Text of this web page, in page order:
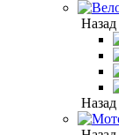
Назад
Назад